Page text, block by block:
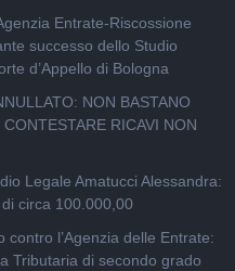
Entrate-Riscossione
successo dello Studio
d’Appello di Bologna
NON BASTANO
RICAVI NON
Legale Amatucci Alessandra:
circa 100.000,00
l’Agenzia delle Entrate:
Tributaria di secondo grado